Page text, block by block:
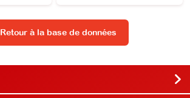
Retour à la base de données